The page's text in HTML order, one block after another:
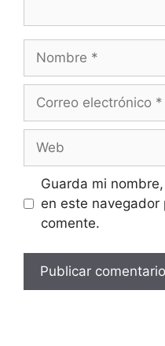
Guarda mi
en este navegador
comente.